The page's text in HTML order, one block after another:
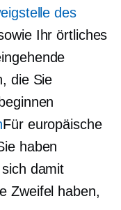
des
Ihr örtliches
die Sie
Für europäische
haben
damit
Zweifel haben,